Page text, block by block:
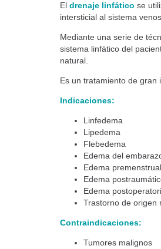
El drenaje linfático se
intersticial al sistema
Mediante una serie de
sistema linfático del
natural.
Es un tratamiento de gran
Indicaciones:
Linfedema
Lipedema
Flebedema
Edema del
Edema premenstrual
Edema
Edema
Trastorno de origen
Contraindicaciones:
Tumores malignos